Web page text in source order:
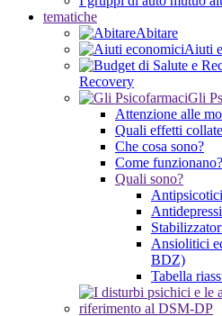
tematiche
Abitare
Aiuti
Recovery
Gli
Attenzione alle
Quali effetti
Che cosa sono?
Come funzionano?
Quali sono?
Antipsicotici
Ansiolitici
BDZ)
Tabella